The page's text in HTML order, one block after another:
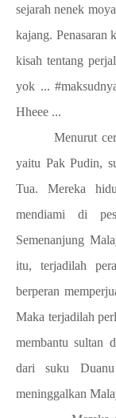
sejarah nenek
kajang. Penasaran
kisah tentang
yok ...
Hheee ...
Menurut
yaitu Pak Pudin,
Tua. Mereka
mendiami di
Semenanjung
itu, terjadilah
berperan
Maka terjadilah
membantu sultan
dari suku
meninggalkan